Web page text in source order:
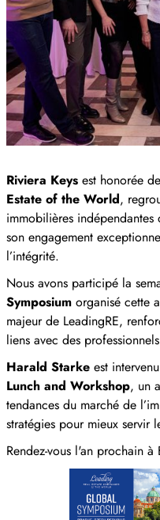
Riviera Keys est honorée
Estate of the World,
immobilières
son engagement
l’intégrité.
Nous avons participé la
Symposium organisé cette
majeur de LeadingRE,
liens avec des
Harald Starke est
Lunch and Workshop, un
tendances du marché de
stratégies pour mieux servir
Rendez-vous l'an prochain à